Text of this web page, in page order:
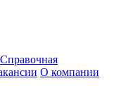
Справочная
О компании